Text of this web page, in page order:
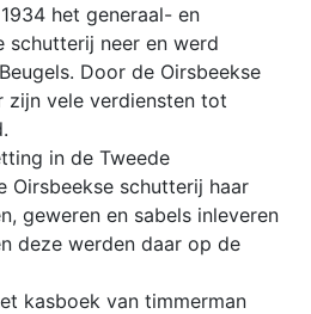
het generaal- en
neer en werd
Door de Oirsbeekse
vele verdiensten tot
in de Tweede
Oirsbeekse schutterij haar
geweren en sabels inleveren
deze werden daar op de
kasboek van timmerman